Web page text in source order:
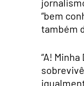
“bem
também
“A!